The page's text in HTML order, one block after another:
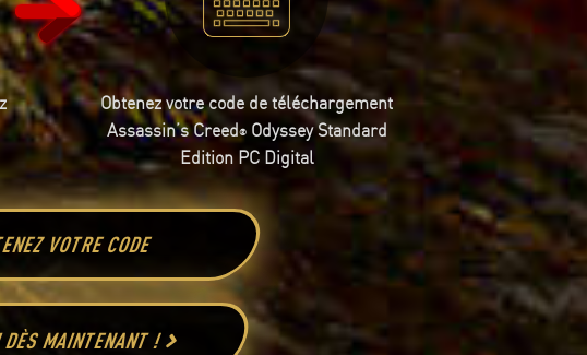
Obtenez votre code de téléchargement
Assassin’s Creed®Odyssey Standard
Edition PC Digital
VOTRE CODE
DÈS MAINTENANT !